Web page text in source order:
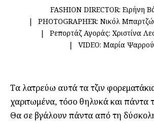
FASHION DIRECTOR: Ειρήνη
PHOTOGRAPHER: Νικόλ
Ρεπορτάζ Αγοράς: Χριστίνα
VIDEO: Μαρία Ψαρρού
Τα λατρεύω αυτά τα τζιν
χαριτωμένα, τόσο θηλυκά και πάντα
Θα σε βγάλουν πάντα από τη